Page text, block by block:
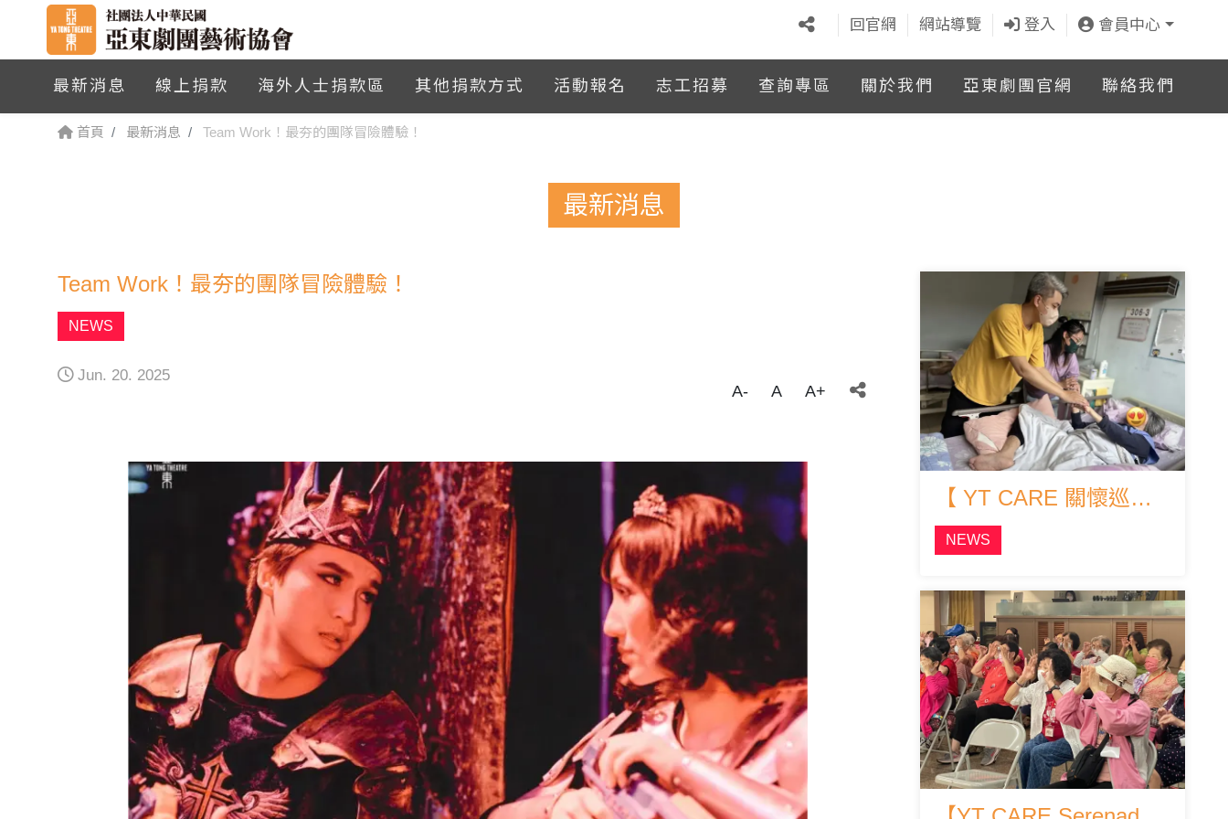
回官網 網站導覽 登入 會員中心
最新消息 線上捐款 海外人士捐款區 其他捐款方式 活動報名 志工招募 查詢專區 關於我們 亞東劇團官網 聯絡我們
首頁 最新消息 Team Work！最夯的團隊冒險體驗！
最新消息
Team Work！最夯的團隊冒險體驗！
NEWS
Jun. 20. 2025
A- A A+
【 YT CARE 關懷巡演 - 大園敏盛醫院 】
NEWS